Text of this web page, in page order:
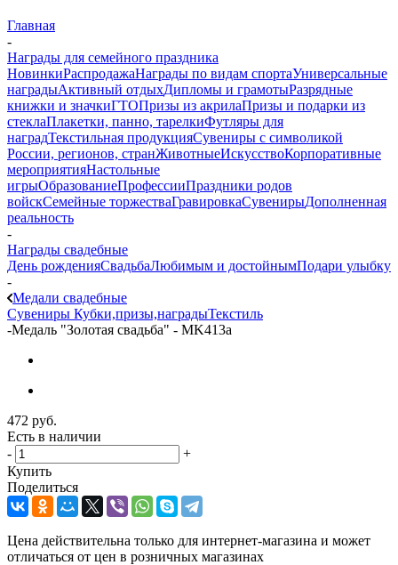
Главная
-
Награды для семейного праздника
НовинкиРаспродажаНаграды по видам спортаУниверсальные
наградыАктивный отдыхДипломы и грамотыРазрядные
книжки и значкиГТОПризы из акрилаПризы и подарки из
стеклаПлакетки, панно, тарелкиФутляры для
наградТекстильная продукцияСувениры с символикой
России, регионов, странЖивотныеИскусствоКорпоративные
мероприятияНастольные
игрыОбразованиеПрофессииПраздники родов
войскСемейные торжестваГравировкаСувенирыДополненная
реальность
-
Награды свадебные
День рожденияСвадьбаЛюбимым и достойнымПодари улыбку
-
Медали свадебные
Сувениры Кубки,призы,наградыТекстиль
-Медаль "Золотая свадьба" - MK413a
472 руб.
Есть в наличии
-
+
Купить
Поделиться
Цена действительна только для интернет-магазина и может
отличаться от цен в розничных магазинах